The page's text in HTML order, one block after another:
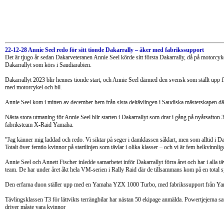
22-12-28 Annie Seel redo för sitt tionde Dakarrally – åker med fabrikssupport
Det är tjugo år sedan Dakarveteranen Annie Seel körde sitt första Dakarrally, då på
Dakarrallyt som körs i Saudiarabien.
Dakarrallyt 2023 blir hennes tionde start, och Annie Seel därmed den svensk som ställt
med motorcykel och bil.
Annie Seel kom i mitten av december hem från sista deltävlingen i Saudiska mästerskapen
Nästa stora utmaning för Annie Seel blir starten i Dakarrallyt som drar i gång på nyårsafton
fabriksteam X-Raid Yamaha.
”Jag känner mig laddad och redo. Vi siktar på seger i damklassen såklart, men som alltid i
Totalt över femtio kvinnor på startlinjen som tävlar i olika klasser – och vi är fem
Annie Seel och Annett Fischer inledde samarbetet inför Dakarrallyt förra året och har i alla
team. De har under året åkt hela VM-serien i Rally Raid där de tillsammans kom på en total
Den erfarna duon ställer upp med en Yamaha YZX 1000 Turbo, med fabrikssupport från
Tävlingsklassen T3 för lättvikts terrängbilar har nästan 50 ekipage anmälda. Powertjejerna
driver måste vara kvinnor